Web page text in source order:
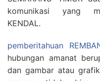
komunikasi yang
KENDAL.
pemberitahuan
hubungan amanat
dan gambar atau